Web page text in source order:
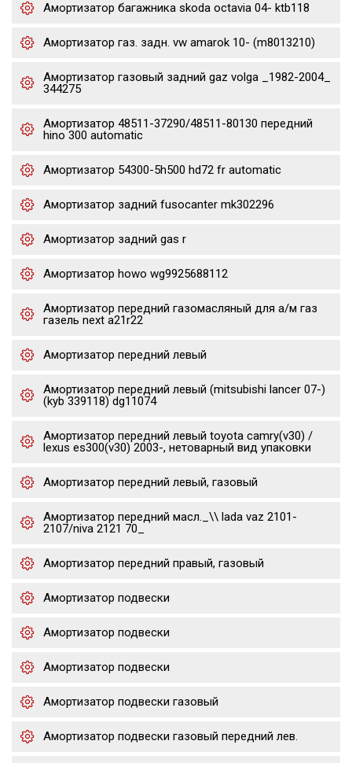
Амортизатор багажника skoda octavia 04- ktb118
Амортизатор газ. задн. vw amarok 10- (m8013210)
Амортизатор газовый задний gaz volga _1982-2004_
344275
Амортизатор 48511-37290/48511-80130 передний
hino 300 automatic
Амортизатор 54300-5h500 hd72 fr automatic
Амортизатор задний fusocanter mk302296
Амортизатор задний gas r
Амортизатор howo wg9925688112
Амортизатор передний газомасляный для а/м газ
газель next a21r22
Амортизатор передний левый
Амортизатор передний левый (mitsubishi lancer 07-)
(kyb 339118) dg11074
Амортизатор передний левый toyota camry(v30) /
lexus es300(v30) 2003-, нетоварный вид упаковки
Амортизатор передний левый, газовый
Амортизатор передний масл._\\ lada vaz 2101-
2107/niva 2121 70_
Амортизатор передний правый, газовый
Амортизатор подвески
Амортизатор подвески
Амортизатор подвески
Амортизатор подвески газовый
Амортизатор подвески газовый передний лев.